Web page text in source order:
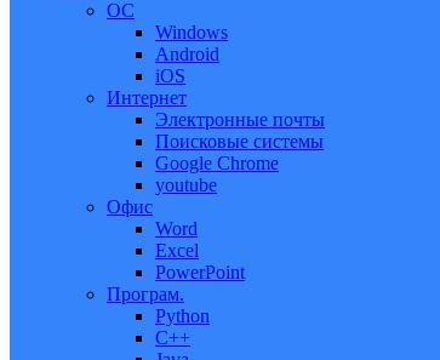
ОС
Windows
Android
iOS
Интернет
Электронные почты
Поисковые системы
Google Chrome
youtube
Офис
Word
Excel
PowerPoint
Програм.
Python
C++